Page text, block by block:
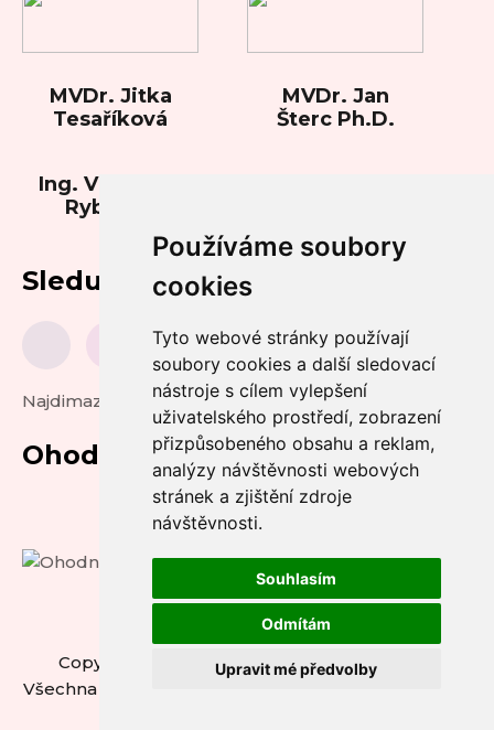
Používáme soubory
cookies
Tyto webové stránky používají
soubory cookies a další sledovací
nástroje s cílem vylepšení
uživatelského prostředí, zobrazení
přizpůsobeného obsahu a reklam,
analýzy návštěvnosti webových
stránek a zjištění zdroje
návštěvnosti.
Souhlasím
Odmítám
Upravit mé předvolby
MVDr. Jitka
Tesaříková
MVDr. Jan
Šterc Ph.D.
Ing. Vladimíra
Rybková
Sledujte nás
Najdimazlicka.cz
Ohodnoťte nás
Copyright © 2026 ZASTAVME UTRPENÍ z.s. -
Všechna práva vyhrazena.